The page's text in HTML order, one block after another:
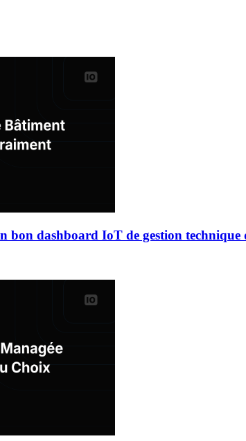
bon dashboard IoT de gestion technique